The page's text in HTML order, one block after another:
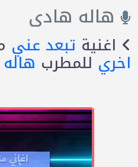
هاله هادى
اغنية تبعد عني
اخري للمطرب